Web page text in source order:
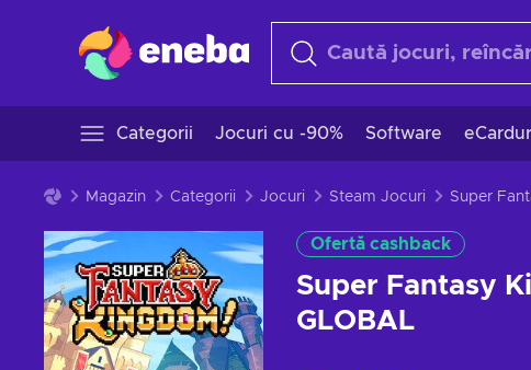
Categorii Jocuri cu -90% Software
Magazin Categorii Jocuri Steam Jocuri
Ofertă cashback
Super Fantasy
GLOBAL